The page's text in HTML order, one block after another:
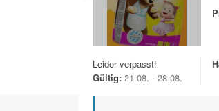
Leider verpasst!
Gültig: 21.08. - 28.08.